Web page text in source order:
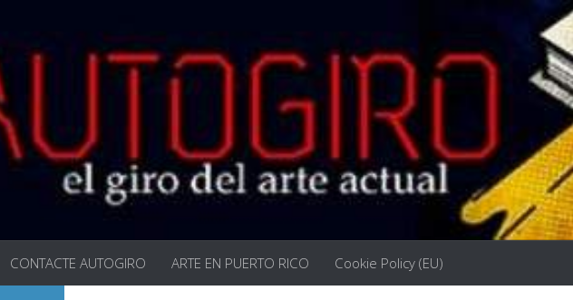
CONTACTE AUTOGIRO ARTE EN PUERTO RICO Cookie Policy (EU)